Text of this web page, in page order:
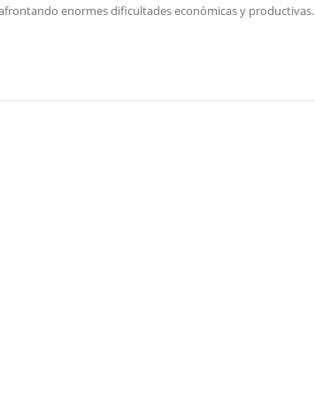
enormes dificultades económicas y productivas.